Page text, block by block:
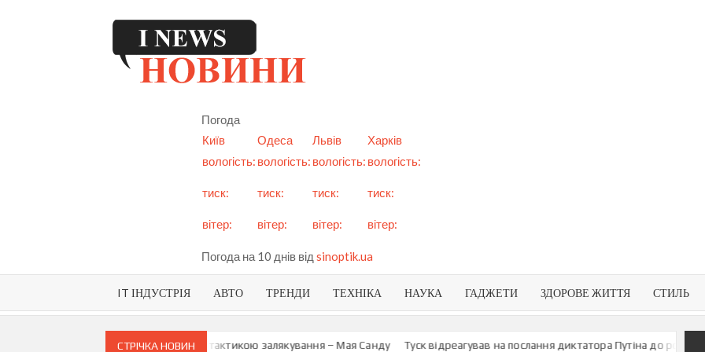
Погода
Київ
Одеса Львів
Харків
вологість:
тиск:
вітер:
вологість:
тиск:
вітер:
вологість:
тиск:
вітер:
вологість:
тиск:
вітер:
Погода на 10 днів від sinoptik.ua
IT ІНДУСТРІЯ АВТО ТРЕНДИ ТЕХНІКА НАУКА ГАДЖЕТИ ЗДОРОВЕ ЖИТТЯ СТИЛЬ
СТРІЧКА НОВИН
можливу анексію Придністров’я є тактикою залякування – Мая Санду Туск відреагував на послання диктатора Путіна до росіян У